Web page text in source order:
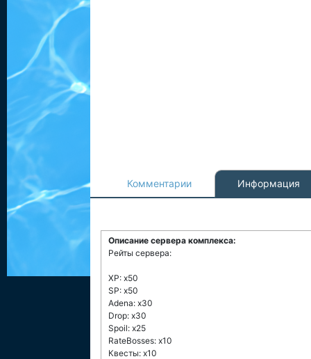
Комментарии Информация
Описание сервера комплекса:
Рейты сервера:
XP: x50
SP: x50
Adena: x30
Drop: x30
Spoil: x25
RateBosses: x10
Квесты: x10